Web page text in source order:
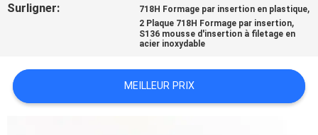
NOUVELLES
UNE
CITATION
Surligner:
718H Formage par insertion en plastique,
2 Plaque 718H Formage par insertion,
S136 mousse d'insertion à filetage en
acier inoxydable
MEILLEUR PRIX